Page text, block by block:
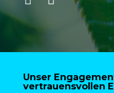
Unser
vertrauensvollen